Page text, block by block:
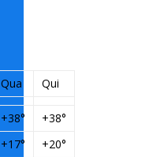
Qua Qui
+38° +38°
+17° +20°